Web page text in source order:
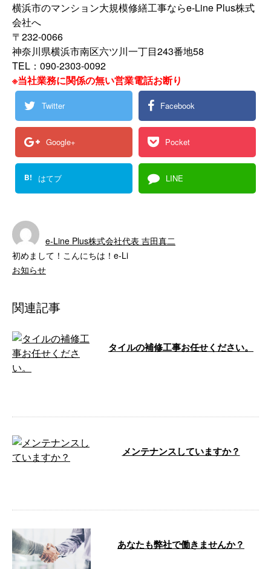
横浜市のマンション大規模修繕工事ならe-Line Plus株式
会社へ
〒232-0066
神奈川県横浜市南区六ツ川一丁目243番地58
TEL：090-2303-0092
※当社業務に関係の無い営業電話お断り
Twitter Facebook
Google+ Pocket
B! はてブ LINE
e-Line Plus株式会社代表 吉田真二
初めまして！こんにちは！e-Li
お知らせ
関連記事
タイルの補修工事お任せください。
メンテナンスしていますか？
あなたも弊社で働きませんか？